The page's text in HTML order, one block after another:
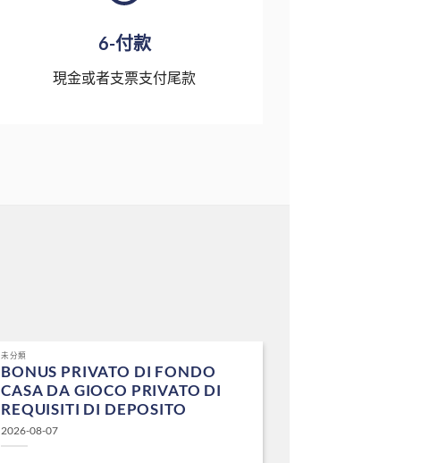
6-付款
現金或者支票支付尾款
未分類
BONUS PRIVATO DI FONDO
CASA DA GIOCO PRIVATO DI
REQUISITI DI DEPOSITO
2026-08-07